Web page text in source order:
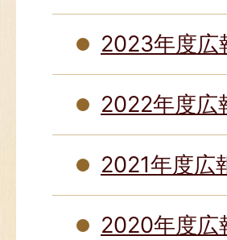
2023年度広
2022年度広
2021年度広
2020年度広